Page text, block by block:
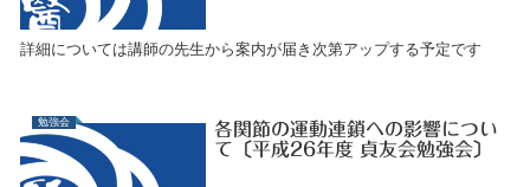
詳細については講師の先生から案内が届き次第アップする予定です
勉強会
各関節の運動連鎖への影響につい
て〔平成26年度 貞友会勉強会〕